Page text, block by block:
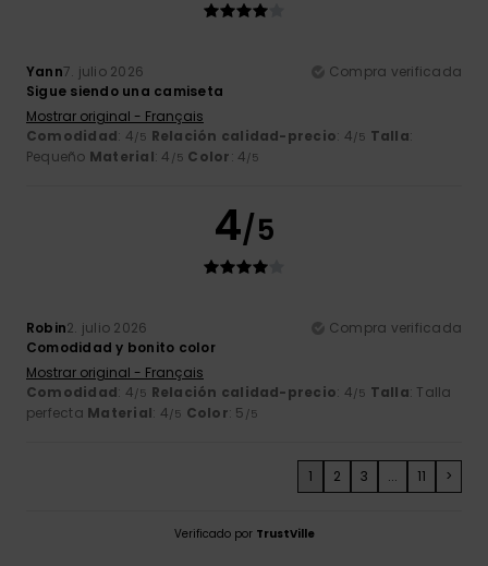
Yann7. julio 2026
Compra verificada
Sigue siendo una camiseta
Mostrar original - Français
Comodidad: 4/5 Relación calidad-precio: 4/5 Talla:
Pequeño Material: 4 /5 Color: 4/5
4/5
Robin2. julio 2026
Compra verificada
Comodidad y bonito color
Mostrar original - Français
Comodidad: 4/5 Relación calidad-precio: 4/5 Talla: Talla
perfecta Material: 4/5 Color: 5 /5
1 2 3 ... 11 >
Verificado por TrustVille